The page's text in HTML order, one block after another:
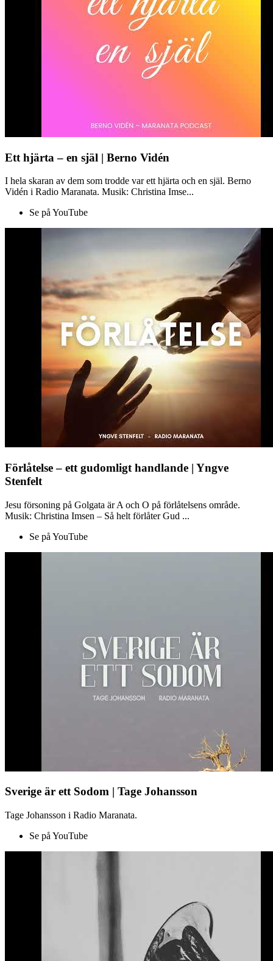
Ett hjärta – en själ | Berno Vidén
I hela skaran av dem som trodde var ett hjärta och en själ. Berno
Vidén i Radio Maranata. Musik: Christina Imse...
Se på YouTube
Förlåtelse – ett gudomligt handlande | Yngve
Stenfelt
Jesu försoning på Golgata är A och O på förlåtelsens område.
Musik: Christina Imsen – Så helt förlåter Gud ...
Se på YouTube
Sverige är ett Sodom | Tage Johansson
Tage Johansson i Radio Maranata.
Se på YouTube